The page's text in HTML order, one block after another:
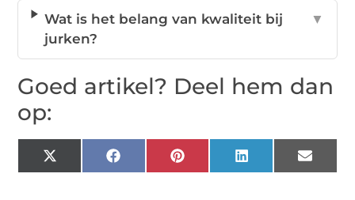
Wat is het belang van kwaliteit bij
jurken?
▼
Goed artikel? Deel hem dan
op:
X
(Twitter)
FacebookPinterestLinkedIn Email